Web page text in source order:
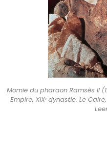
Momie du pharaon Ramsès II
Empire, XIXᵉ dynastie. Le